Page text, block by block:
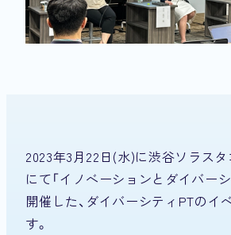
2023年3月22日(水)に渋谷ソラス
にて「イノベーションとダイバー
開催した、ダイバーシティPTのイ
す。